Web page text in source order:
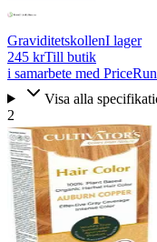
GraviditetskollenI lager
245 krTill butik
i samarbete med
Visa alla
2